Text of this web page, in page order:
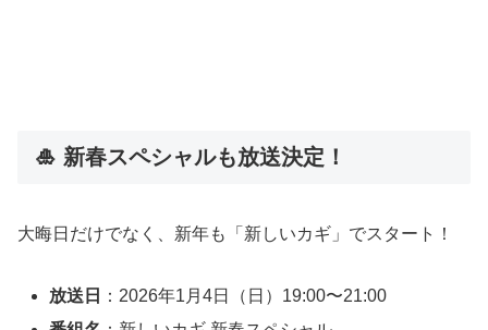
🎍 新春スペシャルも放送決定！
大晦日だけでなく、新年も「新しいカギ」でスタート！
放送日
：2026年1月4日（日）19:00〜21:00